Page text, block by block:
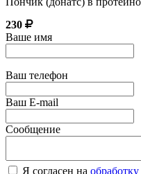
230
Ваше имя
Ваш телефон
Ваш E-mail
Сообщение
Я согласен на